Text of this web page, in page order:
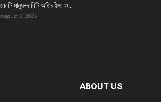
কোটি মানুষ-দাবিটি অতিরঞ্জিত ও...
August 6, 2026
ABOUT US